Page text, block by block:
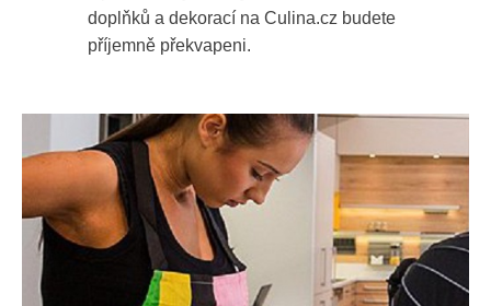
doplňků a dekorací na Culina.cz budete
příjemně překvapeni.